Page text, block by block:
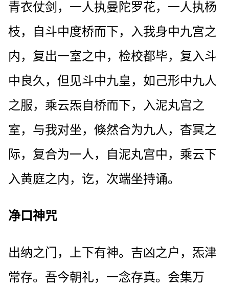
青衣仗剑，一人执曼陀罗花，一人执杨
枝，自斗中度桥而下，入我身中九宫之
内，复出一室之中，检校都毕，复入斗
中良久，但见斗中九皇，如己形中九人
之服，乘云炁自桥而下，入泥丸宫之
室，与我对坐，倏然合为九人，杳冥之
际，复合为一人，自泥丸宫中，乘云下
入黄庭之内，讫，次端坐持诵。
净口神咒
出纳之门，上下有神。吉凶之户，炁津
常存。吾今朝礼，一念存真。会集万